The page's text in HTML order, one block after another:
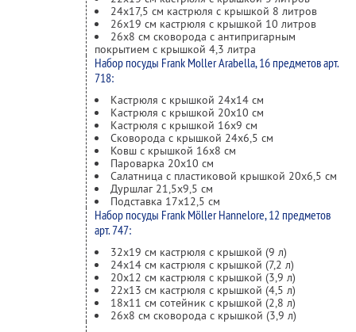
24х17,5 см кастрюля с крышкой 8 литров
26х19 см кастрюля с крышкой 10 литров
26х8 см сковорода с антипригарным
покрытием с крышкой 4,3 литра
Набор посуды Frank Moller Arabella, 16 предметов арт.
718:
Кастрюля с крышкой 24x14 см
Кастрюля с крышкой 20x10 см
Кастрюля с крышкой 16x9 см
Сковорода с крышкой 24x6,5 см
Ковш с крышкой 16x8 см
Пароварка 20x10 см
Салатница с пластиковой крышкой 20x6,5 см
Дуршлаг 21,5x9,5 см
Подставка 17x12,5 см
Набор посуды Frank Möller Hannelore, 12 предметов
арт. 747:
32х19 см кастрюля с крышкой (9 л)
24х14 см кастрюля с крышкой (7,2 л)
20х12 см кастрюля с крышкой (3,9 л)
22х13 см кастрюля с крышкой (4,5 л)
18х11 см сотейник с крышкой (2,8 л)
26x8 см сковорода с крышкой (3,9 л)